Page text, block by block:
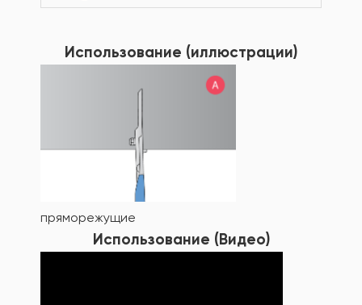
Использование (иллюстрации)
пряморежущие
Использование (Видео)